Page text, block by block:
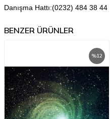
Danışma Hattı:(0232) 484 38 44
BENZER ÜRÜNLER
%12